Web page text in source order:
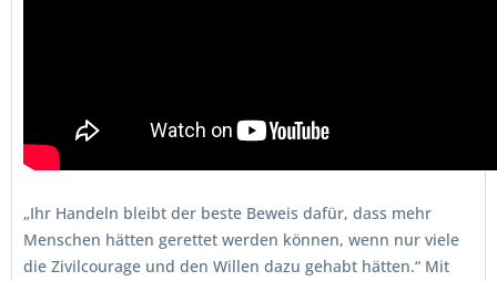
„Ihr Handeln bleibt der beste Beweis dafür, dass mehr
Menschen hätten gerettet werden können, wenn nur viele
die Zivilcourage und den Willen dazu gehabt hätten.“ Mit